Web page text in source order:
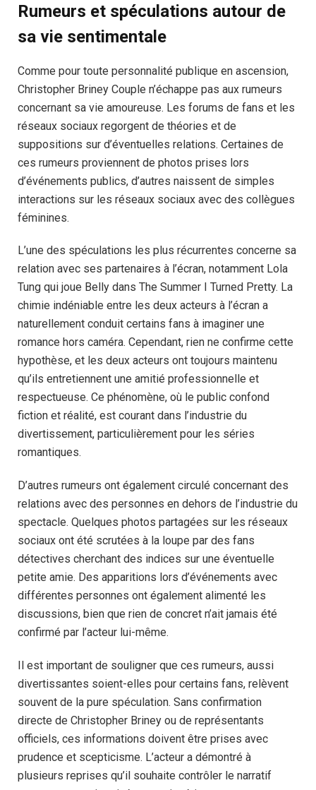
Rumeurs et spéculations autour de
sa vie sentimentale
Comme pour toute personnalité publique en ascension,
Christopher Briney Couple n’échappe pas aux rumeurs
concernant sa vie amoureuse. Les forums de fans et les
réseaux sociaux regorgent de théories et de
suppositions sur d’éventuelles relations. Certaines de
ces rumeurs proviennent de photos prises lors
d’événements publics, d’autres naissent de simples
interactions sur les réseaux sociaux avec des collègues
féminines.
L’une des spéculations les plus récurrentes concerne sa
relation avec ses partenaires à l’écran, notamment Lola
Tung qui joue Belly dans The Summer I Turned Pretty. La
chimie indéniable entre les deux acteurs à l’écran a
naturellement conduit certains fans à imaginer une
romance hors caméra. Cependant, rien ne confirme cette
hypothèse, et les deux acteurs ont toujours maintenu
qu’ils entretiennent une amitié professionnelle et
respectueuse. Ce phénomène, où le public confond
fiction et réalité, est courant dans l’industrie du
divertissement, particulièrement pour les séries
romantiques.
D’autres rumeurs ont également circulé concernant des
relations avec des personnes en dehors de l’industrie du
spectacle. Quelques photos partagées sur les réseaux
sociaux ont été scrutées à la loupe par des fans
détectives cherchant des indices sur une éventuelle
petite amie. Des apparitions lors d’événements avec
différentes personnes ont également alimenté les
discussions, bien que rien de concret n’ait jamais été
confirmé par l’acteur lui-même.
Il est important de souligner que ces rumeurs, aussi
divertissantes soient-elles pour certains fans, relèvent
souvent de la pure spéculation. Sans confirmation
directe de Christopher Briney ou de représentants
officiels, ces informations doivent être prises avec
prudence et scepticisme. L’acteur a démontré à
plusieurs reprises qu’il souhaite contrôler le narratif